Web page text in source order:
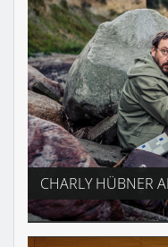
CHARLY HÜBNER